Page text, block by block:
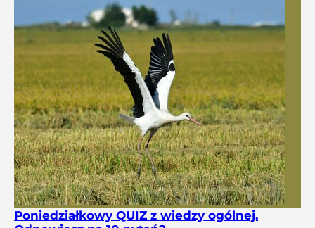
Poniedziałkowy QUIZ z wiedzy ogólnej.